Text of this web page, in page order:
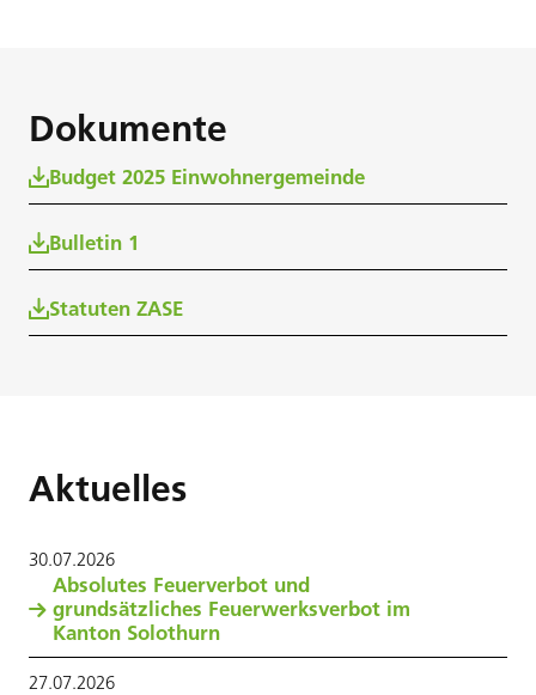
Dokumente
Budget 2025 Einwohnergemeinde
Bulletin 1
Statuten ZASE
Aktuelles
30.07.2026
Absolutes Feuerverbot und
grundsätzliches Feuerwerksverbot im
Kanton Solothurn
27.07.2026